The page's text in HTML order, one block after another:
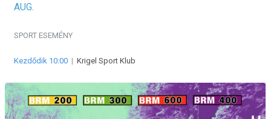
AUG.
SPORT ESEMÉNY
Kezdődik 10:00 | Krigel Sport Klub